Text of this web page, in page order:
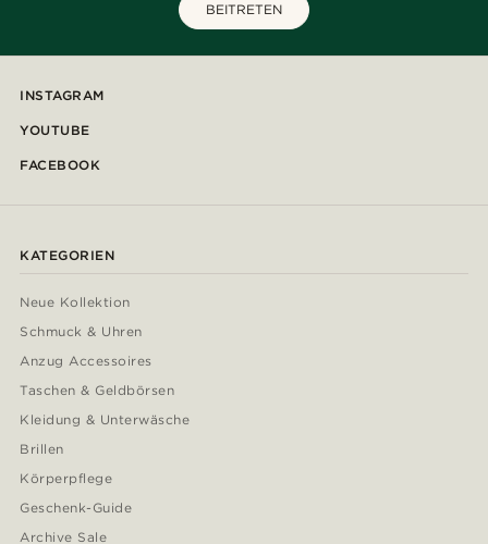
BEITRETEN
INSTAGRAM
YOUTUBE
FACEBOOK
KATEGORIEN
Neue Kollektion
Schmuck & Uhren
Anzug Accessoires
Taschen & Geldbörsen
Kleidung & Unterwäsche
Brillen
Körperpflege
Geschenk-Guide
Archive Sale